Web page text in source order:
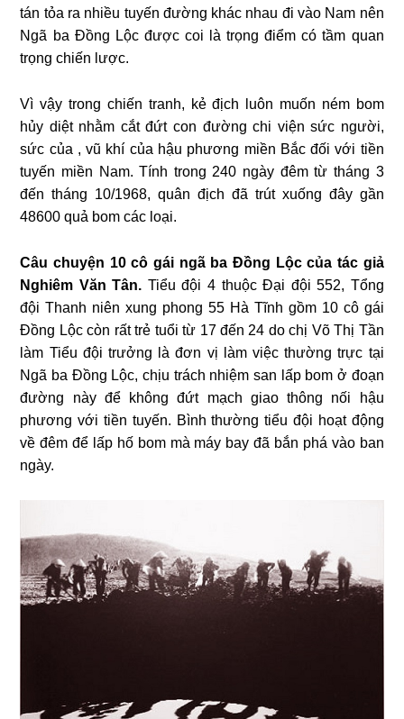
tán tỏa ra nhiều tuyến đường khác nhau đi vào Nam nên
Ngã ba Đồng Lộc được coi là trọng điểm có tầm quan
trọng chiến lược.
Vì vậy trong chiến tranh, kẻ địch luôn muốn ném bom
hủy diệt nhằm cắt đứt con đường chi viện sức người,
sức của , vũ khí của hậu phương miền Bắc đối với tiền
tuyến miền Nam. Tính trong 240 ngày đêm từ tháng 3
đến tháng 10/1968, quân địch đã trút xuống đây gần
48600 quả bom các loại.
Câu chuyện 10 cô gái ngã ba Đồng Lộc của tác giả
Nghiêm Văn Tân. Tiểu đội 4 thuộc Đại đội 552, Tổng
đội Thanh niên xung phong 55 Hà Tĩnh gồm 10 cô gái
Đồng Lộc còn rất trẻ tuổi từ 17 đến 24 do chị Võ Thị Tần
làm Tiểu đội trưởng là đơn vị làm việc thường trực tại
Ngã ba Đồng Lộc, chịu trách nhiệm san lấp bom ở đoạn
đường này để không đứt mạch giao thông nối hậu
phương với tiền tuyến. Bình thường tiểu đội hoạt động
về đêm để lấp hố bom mà máy bay đã bắn phá vào ban
ngày.